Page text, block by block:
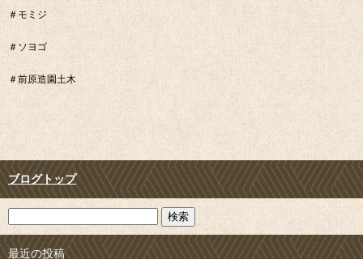
＃モミジ
＃ソヨゴ
＃前原造園土木
ブログトップ
最近の投稿